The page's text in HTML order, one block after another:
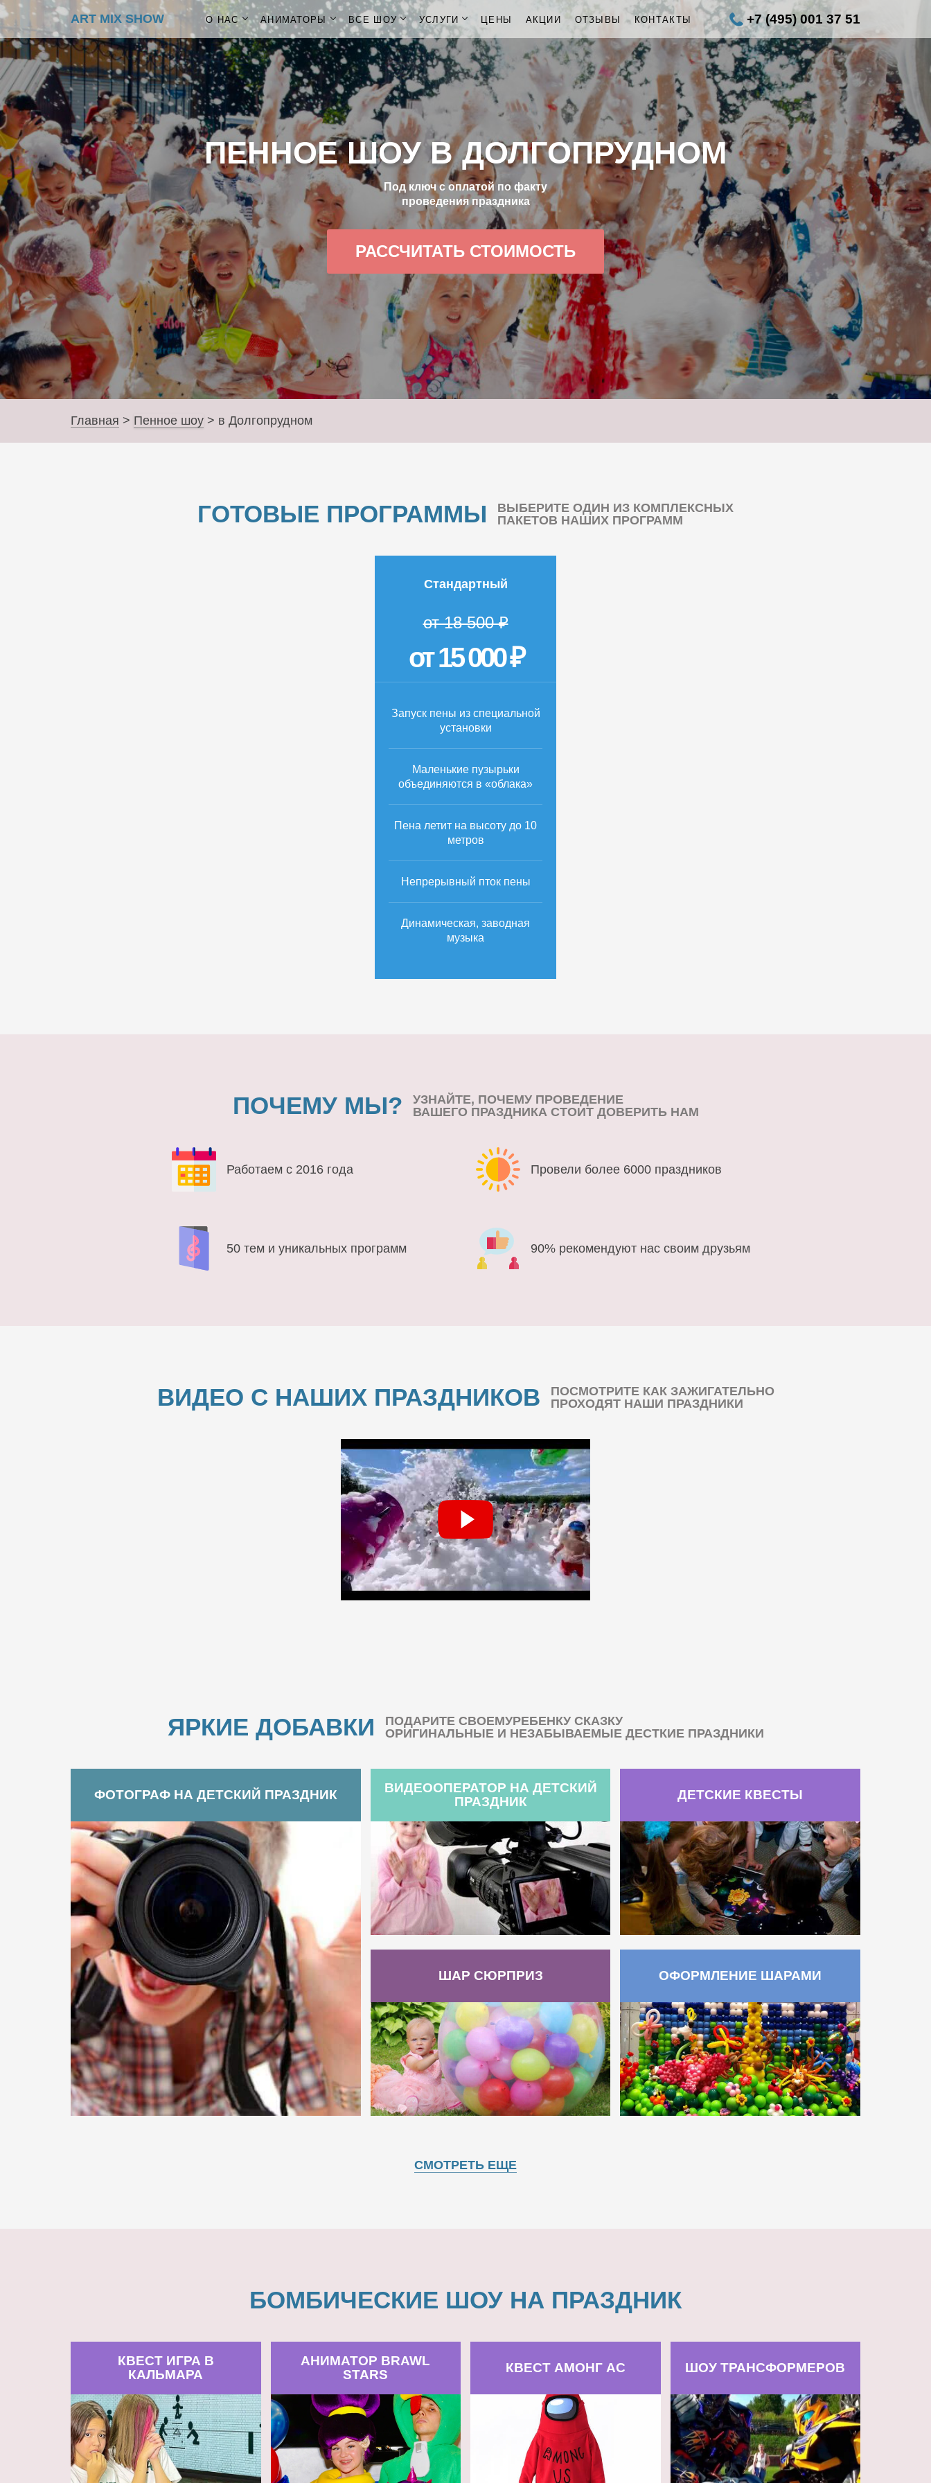
ART MIX SHOW О НАС АНИМАТОРЫ ВСЕ ШОУ УСЛУГИ ЦЕНЫ АКЦИИ ОТЗЫВЫ КОНТАКТЫ +7 (495) 001 37 51
ПЕННОЕ ШОУ В ДОЛГОПРУДНОМ
Под ключ с оплатой по факту
проведения праздника
РАССЧИТАТЬ СТОИМОСТЬ
Главная > Пенное шоу > в Долгопрудном
ГОТОВЫЕ ПРОГРАММЫ
ВЫБЕРИТЕ ОДИН ИЗ КОМПЛЕКСНЫХ
ПАКЕТОВ НАШИХ ПРОГРАММ
Стандартный
от 18 500 ₽
от 15 000 ₽
Запуск пены из специальной
установки
Маленькие пузырьки
объединяются в «облака»
Пена летит на высоту до 10
метров
Непрерывный пток пены
Динамическая, заводная
музыка
ПОЧЕМУ МЫ?
УЗНАЙТЕ, ПОЧЕМУ ПРОВЕДЕНИЕ
ВАШЕГО ПРАЗДНИКА СТОИТ ДОВЕРИТЬ НАМ
Работаем с 2016 года Провели более 6000 праздников
50 тем и уникальных программ 90% рекомендуют нас своим друзьям
ВИДЕО С НАШИХ ПРАЗДНИКОВ
ПОСМОТРИТЕ КАК ЗАЖИГАТЕЛЬНО
ПРОХОДЯТ НАШИ ПРАЗДНИКИ
ЯРКИЕ ДОБАВКИ
ПОДАРИТЕ СВОЕМУРЕБЕНКУ СКАЗКУ
ОРИГИНАЛЬНЫЕ И НЕЗАБЫВАЕМЫЕ ДЕСТКИЕ ПРАЗДНИКИ
ФОТОГРАФ НА ДЕТСКИЙ ПРАЗДНИК
ВИДЕООПЕРАТОР НА ДЕТСКИЙ
ПРАЗДНИК
ДЕТСКИЕ КВЕСТЫ
ШАР СЮРПРИЗ ОФОРМЛЕНИЕ ШАРАМИ
СМОТРЕТЬ ЕЩЕ
БОМБИЧЕСКИЕ ШОУ НА ПРАЗДНИК
КВЕСТ ИГРА В
КАЛЬМАРА
АНИМАТОР BRAWL
STARS
КВЕСТ АМОНГ АС ШОУ ТРАНСФОРМЕРОВ